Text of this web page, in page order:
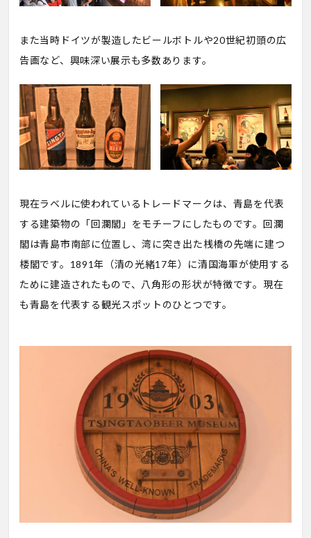
また当時ドイツが製造したビールボトルや20世紀初頭の広
告画など、興味深い展示も多数あります。
現在ラベルに使われているトレードマークは、青島を代表
する建築物の「回瀾閣」をモチーフにしたものです。回瀾
閣は青島市南部に位置し、湾に突き出た桟橋の先端に建つ
楼閣です。1891年（清の光緒17年）に清国海軍が使用する
ために建造されたもので、八角形の形状が特徴です。現在
も青島を代表する観光スポットのひとつです。